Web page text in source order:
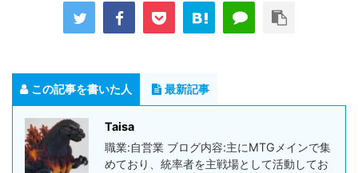
この記事を書いた人 最新記事
Taisa
職業:自営業 ブログ内容:主にMTGメインで集
めており、統率者を主戦場として活動してお